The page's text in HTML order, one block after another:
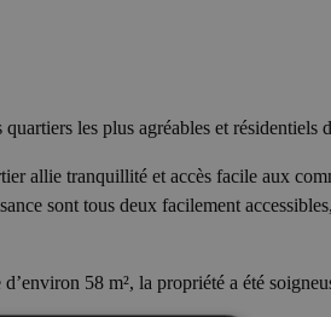
les plus agréables et résidentiels
allie tranquillité et accès facile aux
sont tous deux facilement
58 m², la propriété a été